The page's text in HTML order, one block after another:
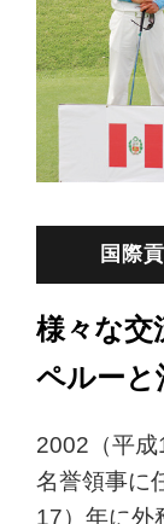
国際
様々な交
ペルーと
2002（平
名誉領事に
17）年に外